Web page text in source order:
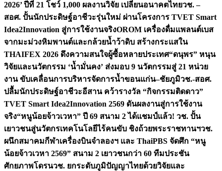
2026’ ปีที่ 21 โชว์ 1,000 ผลงานวิจัย เปลี่ยนอนาคตไทยวช. –
สอศ. ปั้นนักประดิษฐ์อาชีวะรุ่นใหม่ ผ่านโครงการ TVET Smart
Idea2Innovation สู่การใช้งานจริงOROM เครื่องดื่มแพลนต์เบส
จากมะม่วงหิมพานต์และกล้วยน้ำว้าดิบ สร้างกระแสใน
THAIFEX 2026 ดึงความสนใจผู้ซื้อหลายประเทศ“ดนุพร” หนุน
วิจัยและนวัตกรรม ‘น้ำมั่นคง’ ส่งมอบ 9 นวัตกรรมสู่ 21 หน่วย
งาน ขับเคลื่อนการบริหารจัดการน้ำขอนแก่น–ชัยภูมิวช.-สอศ.
ปลื้มนักประดิษฐ์อาชีวะอีสาน คว้ารางวัล “กิจกรรมติดดาว”
TVET Smart Idea2Innovation 2569 ดันผลงานสู่การใช้งาน
จริง“หนูน้อยจ้าวเวหา” ปี 69 สนาม 2 ได้แชมป์แล้ว! วช. ปั้น
เยาวชนสู่นวัตกรเทคโนโลยีไร้คนขับ ชิงถ้วยพระราชทานฯวช.
ผนึกสมาคมกีฬาเครื่องบินจำลองฯ และ ThaiPBS จัดศึก “หนู
น้อยจ้าวเวหา 2569” สนาม 2 เยาวชนกว่า 60 ทีมประชัน
ศักยภาพโดรนวช. ยกระดับภูมิปัญญาไทยด้วยวิจัยและ